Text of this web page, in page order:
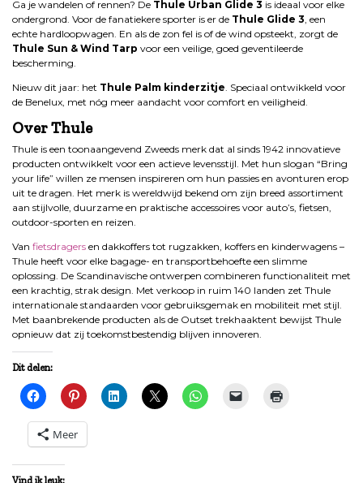
Ga je wandelen of rennen? De Thule Urban Glide 3 is ideaal voor elke
ondergrond. Voor de fanatiekere sporter is er de Thule Glide 3, een
echte hardloopwagen. En als de zon fel is of de wind opsteekt, zorgt de
Thule Sun & Wind Tarp voor een veilige, goed geventileerde
bescherming.
Nieuw dit jaar: het Thule Palm kinderzitje. Speciaal ontwikkeld voor
de Benelux, met nóg meer aandacht voor comfort en veiligheid.
Over Thule
Thule is een toonaangevend Zweeds merk dat al sinds 1942 innovatieve
producten ontwikkelt voor een actieve levensstijl. Met hun slogan “Bring
your life” willen ze mensen inspireren om hun passies en avonturen erop
uit te dragen. Het merk is wereldwijd bekend om zijn breed assortiment
aan stijlvolle, duurzame en praktische accessoires voor auto’s, fietsen,
outdoor-sporten en reizen.
Van fietsdragers en dakkoffers tot rugzakken, koffers en kinderwagens –
Thule heeft voor elke bagage- en transportbehoefte een slimme
oplossing. De Scandinavische ontwerpen combineren functionaliteit met
een krachtig, strak design. Met verkoop in ruim 140 landen zet Thule
internationale standaarden voor gebruiksgemak en mobiliteit met stijl.
Met baanbrekende producten als de Outset trekhaaktent bewijst Thule
opnieuw dat zij toekomstbestendig blijven innoveren.
Dit delen:
Meer
Vind ik leuk: